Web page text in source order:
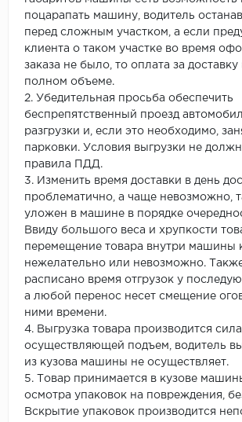
поцарапать машину, водитель
перед сложным участком, а если
клиента о таком участке во время
заказа не было, то оплата за доставку
полном объеме.
2. Убедительная просьба обеспечить
беспрепятственный проезд
разгрузки и, если это необходимо,
парковки. Условия выгрузки не
правила ПДД.
3. Изменить время доставки в день
проблематично, а чаще невозможно,
уложен в машине в порядке
Ввиду большого веса и хрупкости
перемещение товара внутри машины
нежелательно или невозможно.
расписано время отгрузок у
а любой перенос несет смещение
ними времени.
4. Выгрузка товара производится
осуществляющей подъем, водитель
из кузова машины не осуществляет.
5. Товар принимается в кузове
осмотра упаковок на повреждения,
Вскрытие упаковок производится